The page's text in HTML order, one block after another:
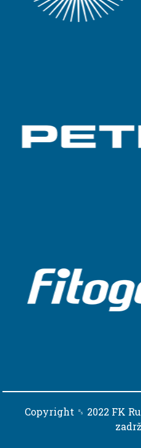
Copyright ␈ 2022 FK